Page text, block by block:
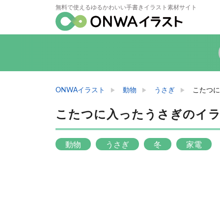
無料で使えるゆるかわいい手書きイラスト素材サイト
ONWAイラスト 動物 うさぎ こたつ
こたつに入ったうさぎのイ
動物 うさぎ 冬 家電